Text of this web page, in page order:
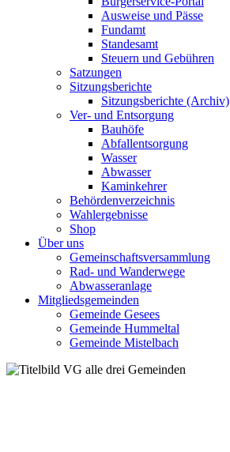
Ausweise und Pässe
Fundamt
Standesamt
Steuern und Gebühren
Satzungen
Sitzungsberichte
Sitzungsberichte (Archiv)
Ver- und Entsorgung
Bauhöfe
Abfallentsorgung
Wasser
Abwasser
Kaminkehrer
Behördenverzeichnis
Wahlergebnisse
Shop
Über uns
Gemeinschaftsversammlung
Rad- und Wanderwege
Abwasseranlage
Mitgliedsgemeinden
Gemeinde Gesees
Gemeinde Hummeltal
Gemeinde Mistelbach